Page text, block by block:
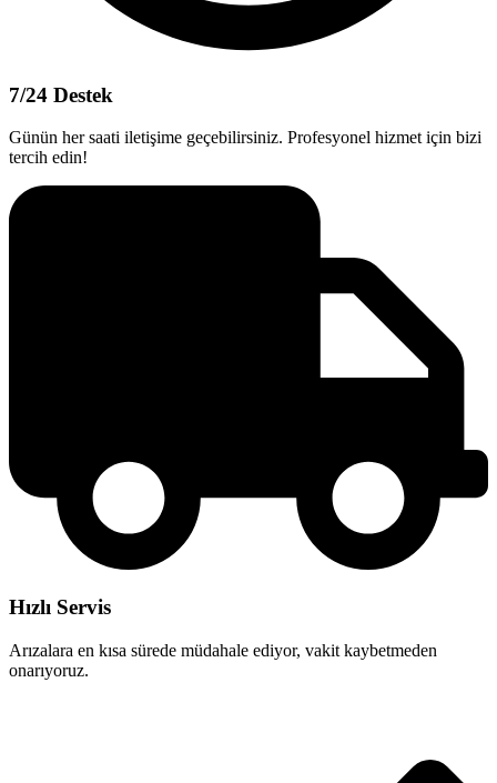
7/24 Destek
Günün her saati iletişime geçebilirsiniz. Profesyonel hizmet için bizi
tercih edin!
Hızlı Servis
Arızalara en kısa sürede müdahale ediyor, vakit kaybetmeden
onarıyoruz.